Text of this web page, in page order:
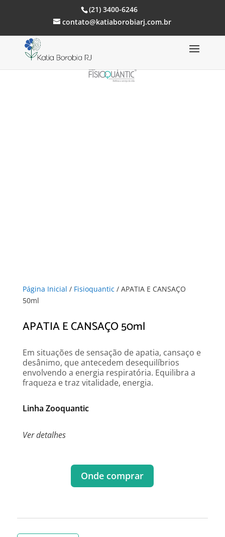
(21) 3400-6246
contato@katiaborobiarj.com.br
Página Inicial / Fisioquantic / APATIA E CANSAÇO
50ml
APATIA E CANSAÇO 50ml
Em situações de sensação de apatia, cansaço e
desânimo, que antecedem desequilíbrios
envolvendo a energia respiratória. Equilibra a
fraqueza e traz vitalidade, energia.
Linha Zooquantic
Ver detalhes
Onde comprar